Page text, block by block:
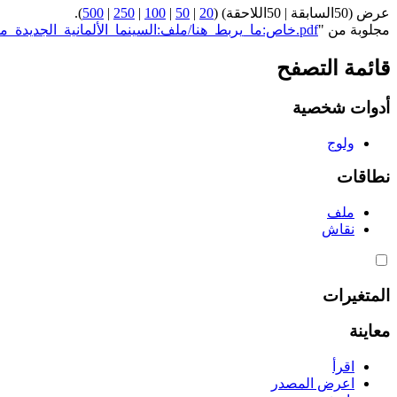
عرض (50السابقة | 50اللاحقة) ( 20
|
50
|
100
|
250
|
500
).
مجلوبة من "https://genderiyya.xyz/wiki/خاص:ما_يربط_هنا/ملف:السينما_الألمانية_الجديدة_من_وجهة_نظر_نسوية.pdf
قائمة التصفح
أدوات شخصية
ولوج
نطاقات
ملف
نقاش
المتغيرات
معاينة
اقرأ
اعرض المصدر